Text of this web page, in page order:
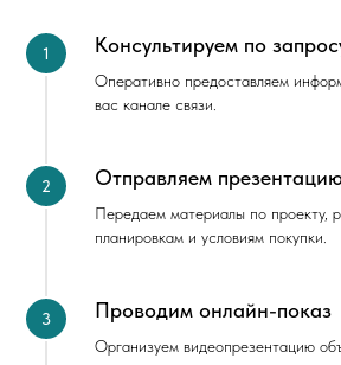
Консультируем по
Оперативно предоставляем
вас канале связи.
Отправляем
Передаем материалы по проекту,
планировкам и условиям покупки.
Проводим онлайн-показ
Организуем видеопрезентацию